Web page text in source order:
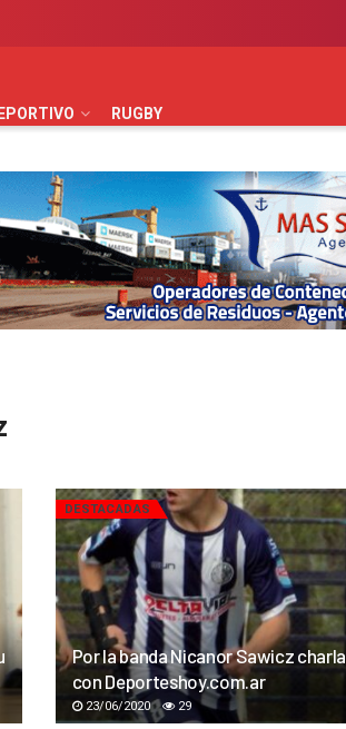
RUGBY
DESTACADAS
Por la banda Nicanor Sawicz charla
con Deporteshoy.com.ar
23/06/2020 29